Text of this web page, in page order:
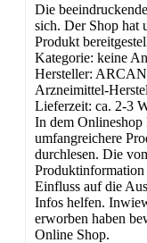
Die
sich. Der Shop hat
Produkt
Kategorie: keine
Hersteller:
Arzneimittel-
Lieferzeit: ca. 2-3
In dem Onlineshop
umfangreichere
durchlesen. Die
Einfluss auf die
Infos helfen.
erworben haben
Online Shop.